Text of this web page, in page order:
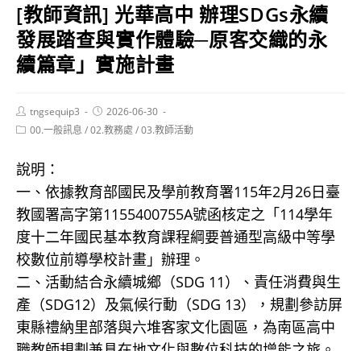
[教師資訊] 光華高中 辦理SDGs永續
發展踏查與實作體驗─原客交織的永
續篇章」實施計畫
Post
author:
tngsequip3
Post
published:
2026-06-30
Post00.一般訊息 /02.教務處 /03.教師活動
說明：
一、依據教育部國民及學前教育署115年2月26日臺
教國署高字第1155400755A號函核定之「114學年
度十二年國民基本教育課程綱要普通型高級中等學
校數位前導學校計畫」辦理。
二、活動結合永續城鄉（SDG 11）、責任消費與生
產（SDG12）及氣候行動（SDG 13），規劃參訪屏
東縣禮納里部落與六堆客家文化園區，為南區高中